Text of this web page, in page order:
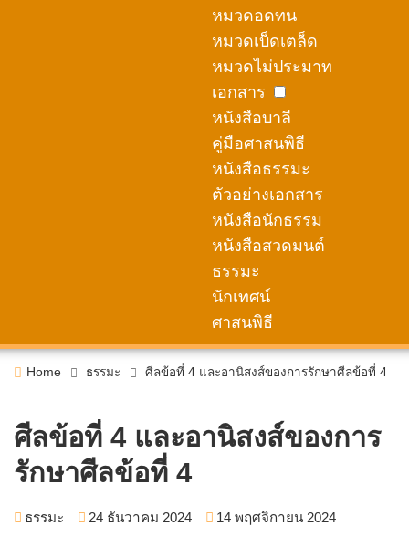
หมวดอดทน
หมวดเบ็ดเตล็ด
หมวดไม่ประมาท
เอกสาร
หนังสือบาลี
คู่มือศาสนพิธี
หนังสือธรรมะ
ตัวอย่างเอกสาร
หนังสือนักธรรม
หนังสือสวดมนต์
ธรรมะ
นักเทศน์
ศาสนพิธี
Home ธรรมะ ศีลข้อที่ 4 และอานิสงส์ของการรักษาศีลข้อที่ 4
ศีลข้อที่ 4 และอานิสงส์ของการ
รักษาศีลข้อที่ 4
ธรรมะ 24 ธันวาคม 2024 14 พฤศจิกายน 2024